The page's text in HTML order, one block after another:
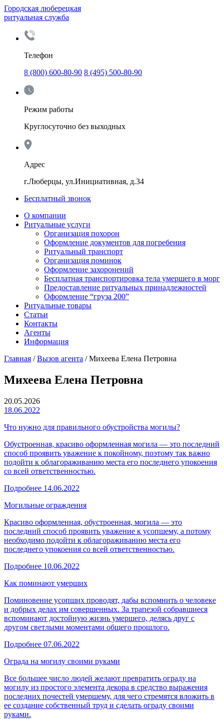
Городская люберецкая
ритуальная служба
Телефон
8 (800) 600-80-90 8 (495) 500-80-90
Режим работы
Круглосуточно без выходных
Адрес
г.Люберцы, ул.Инициативная, д.34
Бесплатный звонок
О компании
Ритуальные услуги
Организация похорон
Оформление документов для погребения
Ритуальный транспорт
Организация поминок
Оформление захоронений
Бесплатная транспортировка тела умершего в морг
Предоставление ритуальных принадлежностей
Оформление “груза 200”
Ритуальные товары
Статьи
Контакты
Агенты
Информация
Главная /Вызов агента /Михеева Елена Петровна
Михеева Елена Петровна
20.05.2026
18.06.2022
Что нужно для правильного обустройства могилы?
Обустроенная, красиво оформленная могила — это последний
способ проявить уважение к покойному, поэтому так важно
подойти к облагораживанию места его последнего упокоения
со всей ответственностью.
Подробнее 14.06.2022
Могильные ограждения
Красиво оформленная, обустроенная, могила — это
последний способ проявить уважение к усопшему, а потому
необходимо подойти к облагораживанию места его
последнего упокоения со всей ответственностью.
Подробнее 10.06.2022
Как поминают умерших
Поминовение усопших проводят, дабы вспомнить о человеке
и добрых делах им совершенных. За трапезой собравшиеся
вспоминают достойную жизнь умершего, делясь друг с
другом светлыми моментами общего прошлого.
Подробнее 07.06.2022
Ограда на могилу своими руками
Все большее число людей желают превратить ограду на
могилу из простого элемента декора в средство выражения
последних почестей умершему, для чего стремятся вложить в
ее создание собственный труд и сделать ограду своими
руками.